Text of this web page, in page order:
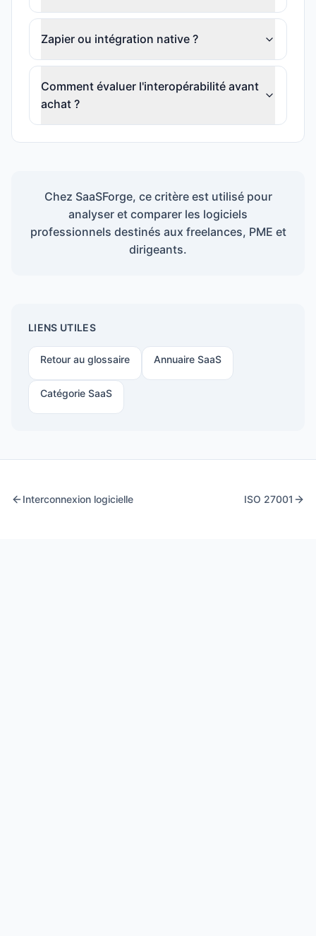
Zapier ou intégration native ?
Comment évaluer l'interopérabilité avant
achat ?
Chez SaaSForge, ce critère est utilisé pour
analyser et comparer les logiciels
professionnels destinés aux freelances, PME et
dirigeants.
LIENS UTILES
Retour au glossaire Annuaire SaaS
Catégorie SaaS
Interconnexion logicielle ISO 27001